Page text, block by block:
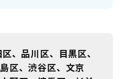
、品川区、目黒区、
区、渋谷区、文京